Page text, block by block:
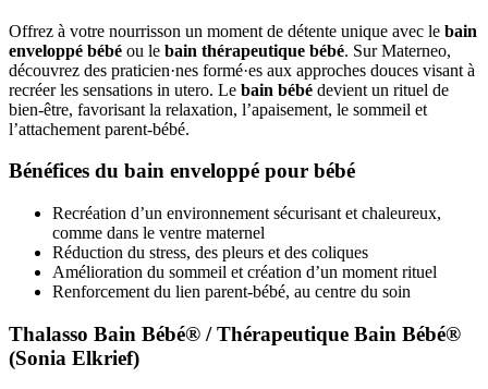
Offrez à votre nourrisson un moment de détente unique avec le bain
enveloppé bébé ou le bain thérapeutique bébé. Sur Materneo,
découvrez des praticien·nes formé·es aux approches douces visant à
recréer les sensations in utero. Le bain bébé devient un rituel de
bien-être, favorisant la relaxation, l’apaisement, le sommeil et
l’attachement parent‑bébé.
Bénéfices du bain enveloppé pour bébé
Recréation d’un environnement sécurisant et chaleureux,
comme dans le ventre maternel
Réduction du stress, des pleurs et des coliques
Amélioration du sommeil et création d’un moment rituel
Renforcement du lien parent‑bébé, au centre du soin
Thalasso Bain Bébé® / Thérapeutique Bain Bébé®
(Sonia Elkrief)